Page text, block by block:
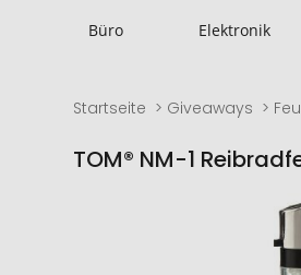
Büro Elektronik
Startseite Giveaways
TOM® NM-1